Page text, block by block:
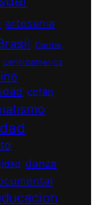
artesania
Caribe
centroamérica
cofán
danza